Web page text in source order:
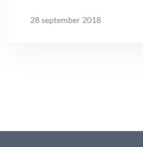
28 september 2018